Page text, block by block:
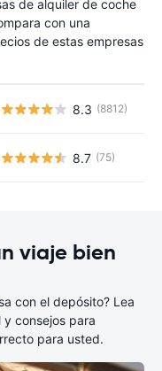
de alquiler de coche
con una
de estas empresas
8.3 (8812)
8.7 (75)
viaje bien
con el depósito? Lea
consejos para
para usted.